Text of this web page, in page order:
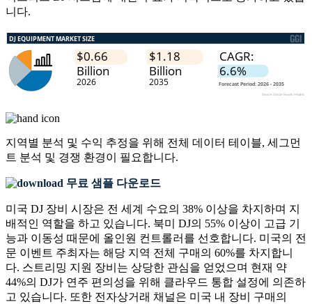
니다.
지역별 분석 및 수익 추정을 위해 전체 데이터 테이블, 세그먼
트 분석 및 경쟁 환경이 필요합니다.
무료 샘플 다운로드
미국 DJ 장비 시장은 전 세계 수요의 38% 이상을 차지하며 지
배적인 역할을 하고 있습니다. 북미 DJ의 55% 이상이 고급 기
능과 이동성 때문에 올인원 컨트롤러를 선호합니다. 미국의 전
문 이벤트 주최자는 해당 지역 전체 구매의 60%를 차지합니
다. 스트리밍 지원 장비는 상당한 관심을 얻었으며 현재 약
44%의 DJ가 연주 편의성을 위해 클라우드 통합 설정에 의존하
고 있습니다. 또한 전자상거래 채널은 미국 내 장비 구매의